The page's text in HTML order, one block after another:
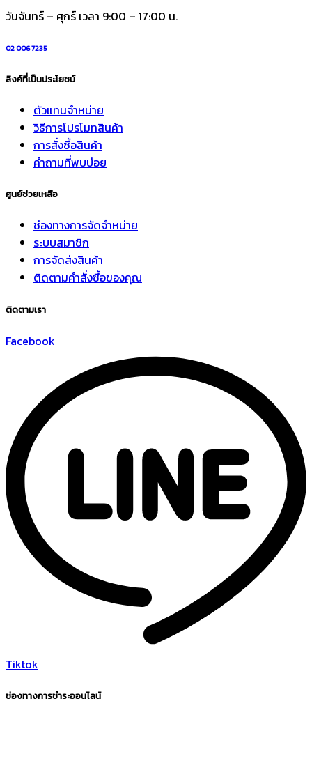
วันจันทร์ – ศุกร์ เวลา 9:00 – 17:00 น.
02 006 7235
ลิงค์ที่เป็นประโยชน์
ตัวแทนจำหน่าย
วิธีการโปรโมทสินค้า
การสั่งซื้อสินค้า
คำถามที่พบบ่อย
ศูนย์ช่วยเหลือ
ช่องทางการจัดจำหน่าย
ระบบสมาชิก
การจัดส่งสินค้า
ติดตามคำสั่งซื้อของคุณ
ติดตามเรา
Facebook
Tiktok
ช่องทางการชำระออนไลน์